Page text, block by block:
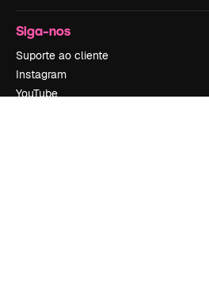
Siga-nos
Suporte ao cliente
Instagram
YouTube